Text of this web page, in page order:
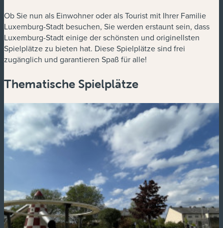
Ob Sie nun als Einwohner oder als Tourist mit Ihrer Familie
Luxemburg-Stadt besuchen, Sie werden erstaunt sein, dass
Luxemburg-Stadt einige der schönsten und originellsten
Spielplätze zu bieten hat. Diese Spielplätze sind frei
zugänglich und garantieren Spaß für alle!
Thematische Spielplätze